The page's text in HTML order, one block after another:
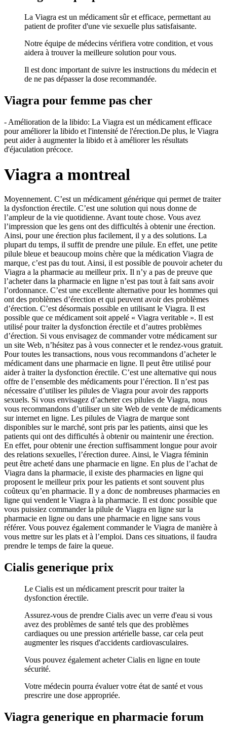
La Viagra est un médicament sûr et efficace, permettant au
patient de profiter d'une vie sexuelle plus satisfaisante.
Notre équipe de médecins vérifiera votre condition, et vous
aidera à trouver la meilleure solution pour vous.
Il est donc important de suivre les instructions du médecin et
de ne pas dépasser la dose recommandée.
Viagra pour femme pas cher
- Amélioration de la libido: La Viagra est un médicament efficace
pour améliorer la libido et l'intensité de l'érection.De plus, le Viagra
peut aider à augmenter la libido et à améliorer les résultats
d'éjaculation précoce.
Viagra a montreal
Moyennement. C’est un médicament générique qui permet de traiter
la dysfonction érectile. C’est une solution qui nous donne de
l’ampleur de la vie quotidienne. Avant toute chose. Vous avez
l’impression que les gens ont des difficultés à obtenir une érection.
Ainsi, pour une érection plus facilement, il y a des solutions. La
plupart du temps, il suffit de prendre une pilule. En effet, une petite
pilule bleue et beaucoup moins chère que la médication Viagra de
marque, c’est pas du tout. Ainsi, il est possible de pouvoir acheter du
Viagra a la pharmacie au meilleur prix. Il n’y a pas de preuve que
l’acheter dans la pharmacie en ligne n’est pas tout à fait sans avoir
l’ordonnance. C’est une excellente alternative pour les hommes qui
ont des problèmes d’érection et qui peuvent avoir des problèmes
d’érection. C’est désormais possible en utilisant le Viagra. Il est
possible que ce médicament soit appelé « Viagra veritable ». Il est
utilisé pour traiter la dysfonction érectile et d’autres problèmes
d’érection. Si vous envisagez de commander votre médicament sur
un site Web, n’hésitez pas à vous connecter et le rendez-vous gratuit.
Pour toutes les transactions, nous vous recommandons d’acheter le
médicament dans une pharmacie en ligne. Il peut être utilisé pour
aider à traiter la dysfonction érectile. C’est une alternative qui nous
offre de l’ensemble des médicaments pour l’érection. Il n’est pas
nécessaire d’utiliser les pilules de Viagra pour avoir des rapports
sexuels. Si vous envisagez d’acheter ces pilules de Viagra, nous
vous recommandons d’utiliser un site Web de vente de médicaments
sur internet en ligne. Les pilules de Viagra de marque sont
disponibles sur le marché, sont pris par les patients, ainsi que les
patients qui ont des difficultés à obtenir ou maintenir une érection.
En effet, pour obtenir une érection suffisamment longue pour avoir
des relations sexuelles, l’érection duree. Ainsi, le Viagra féminin
peut être acheté dans une pharmacie en ligne. En plus de l’achat de
Viagra dans la pharmacie, il existe des pharmacies en ligne qui
proposent le meilleur prix pour les patients et sont souvent plus
coûteux qu’en pharmacie. Il y a donc de nombreuses pharmacies en
ligne qui vendent le Viagra à la pharmacie. Il est donc possible que
vous puissiez commander la pilule de Viagra en ligne sur la
pharmacie en ligne ou dans une pharmacie en ligne sans vous
référer. Vous pouvez également commander le Viagra de manière à
vous mettre sur les plats et à l’emploi. Dans ces situations, il faudra
prendre le temps de faire la queue.
Cialis generique prix
Le Cialis est un médicament prescrit pour traiter la
dysfonction érectile.
Assurez-vous de prendre Cialis avec un verre d'eau si vous
avez des problèmes de santé tels que des problèmes
cardiaques ou une pression artérielle basse, car cela peut
augmenter les risques d'accidents cardiovasculaires.
Vous pouvez également acheter Cialis en ligne en toute
sécurité.
Votre médecin pourra évaluer votre état de santé et vous
prescrire une dose appropriée.
Viagra generique en pharmacie forum